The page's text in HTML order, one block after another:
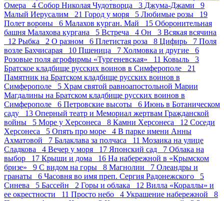
Омера 4 Собор Николая Чудотворца 3 Джума-Джами 9
Малый Иерусалим 21 Город у моря 5 Любимые розы 19
Полет вороны 6 Малахов курган. Май 15 Оборонительная
башня Малахова кургана 5 Встреча 4 Он 3 Всякая всячина
12 Рыбка 2 О разном 6 Плетистая роза 8 Цифирь 7 Поля
возле Бахчисарая 10 Пшеница 7 Холмовка и другие 6
Розовые поля агрофирмы «Тургеневская» 11 Ковыль 3
Братское кладбище русских воинов в Симферополе 21
Памятник на Братском кладбище русских воинов в
Симферополе 5 Храм святой равноапостольной Марии
Магдалины на Братском кладбище русских воинов в
Симферополе 6 Петровские высоты 6 Июнь в Ботаническом
саду 13 Оперный театр и Мемориал жертвам Гражданской
войны 5 Море у Херсонеса 8 Камни Херсонеса 12 Соседи
Херсонеса 5 Опять про море 4 В парке имени Анны
Ахматовой 7 Балаклава за полчаса 11 Мозаика на улице
Сладкова 4 Вечер у моря 17 Японский сад 7 Облака на
выбор 17 Крыши и дома 16 На набережной в «Крымском
бризе» 9 С видом на горы 8 Магнолии 7 Олеандры и
гранаты 6 Часовня во имя преп. Сергия Радонежского 5
Синева 5 Бассейн 2 Горы и облака 12 Вилла «Кораллы» и
ее окрестности 11 Просто небо 4 Украшение набережной 8